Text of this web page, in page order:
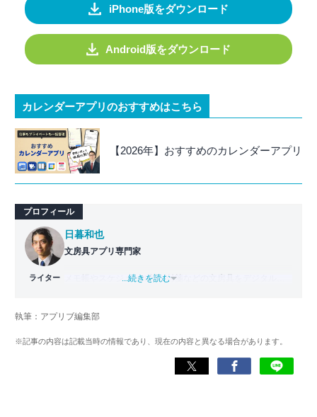
iPhone版をダウンロード
Android版をダウンロード
カレンダーアプリのおすすめはこちら
【2026年】おすすめのカレンダーアプリ
プロフィール
ライター
日暮和也
文房具アプリ専門家
メモ帳やスケジュール帳、付箋などの文房具をデジタル化
務めた後、文房具アプリの専門家として監修・ライター業
『TimeTree』『Measure』など700以上。
...続きを読む
執筆：アプリブ編集部
※記事の内容は記載当時の情報であり、現在の内容と異なる場合があります。